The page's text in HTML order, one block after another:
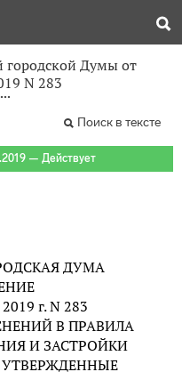
Думы от
N 283
Поиск в тексте
— Действует
ДУМА
г. N 283
В ПРАВИЛА
И ЗАСТРОЙКИ